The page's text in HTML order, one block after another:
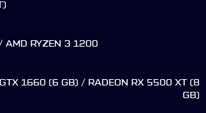
AMD RYZEN 3 1200
GTX 1660 (6 GB) / RADEON RX 5500 XT (8
GB)